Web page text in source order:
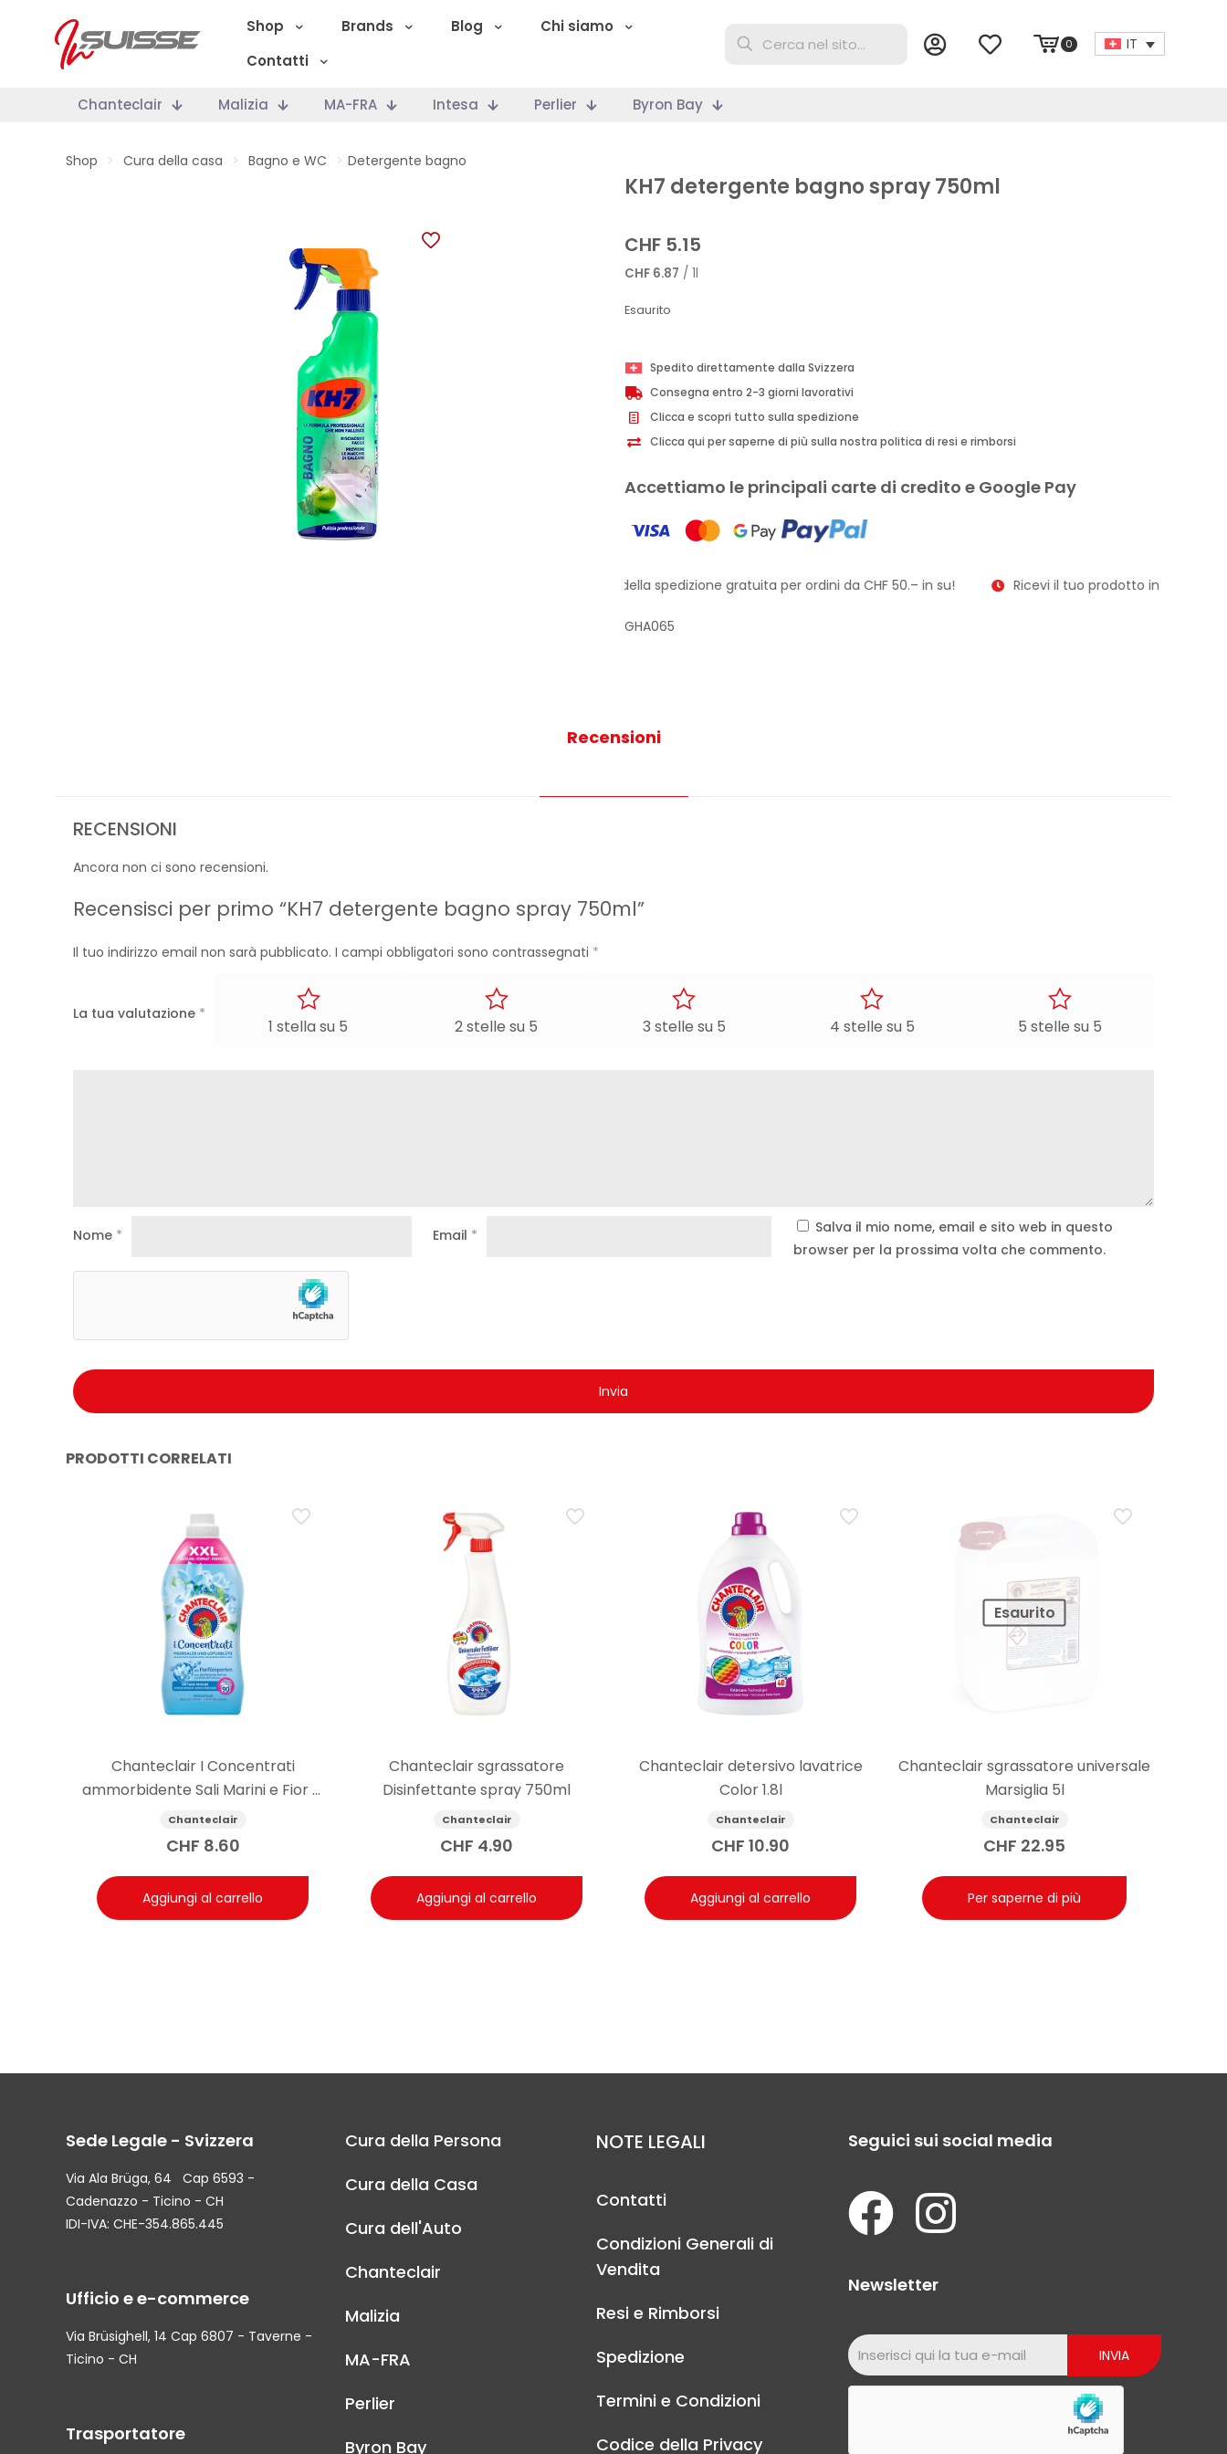
Shop Brands Blog
Chi siamo
Contatti
0 IT
Chanteclair Malizia MA-FRA Intesa Perlier Byron Bay
Shop > Cura della casa > Bagno e WC > Detergente bagno
KH7 detergente bagno spray 750ml
CHF 5.15
CHF 6.87 / 1l
Esaurito
Spedito direttamente dalla Svizzera
Consegna entro 2-3 giorni lavorativi
Clicca e scopri tutto sulla spedizione
Clicca qui per saperne di più sulla nostra politica di resi e rimborsi
Accettiamo le principali carte di credito e Google Pay
Approfitta della spedizione gratuita per ordini da CHF 50.– in su! Ricevi il tuo prodotto in soli 2–3
GHA065
Recensioni
RECENSIONI
Ancora non ci sono recensioni.
Recensisci per primo “KH7 detergente bagno spray 750ml”
Il tuo indirizzo email non sarà pubblicato. I campi obbligatori sono contrassegnati *
La tua valutazione *
1 stella su 5 2 stelle su 5 3 stelle su 5 4 stelle su 5 5 stelle su 5
Nome * Email *
Salva il mio nome, email e sito web in questo
browser per la prossima volta che commento.
PRODOTTI CORRELATI
Chanteclair I Concentrati
ammorbidente Sali Marini e Fior di
Lotto 1.8l
Chanteclair
CHF 8.60
Aggiungi al carrello
Chanteclair sgrassatore
Disinfettante spray 750ml
Chanteclair
CHF 4.90
Aggiungi al carrello
Chanteclair detersivo lavatrice
Color 1.8l
Chanteclair
CHF 10.90
Aggiungi al carrello
Esaurito
Chanteclair sgrassatore universale
Marsiglia 5l
Chanteclair
CHF 22.95
Per saperne di più
Sede Legale - Svizzera
Via Ala Brüga, 64 Cap 6593 -
Cadenazzo - Ticino - CH
IDI-IVA: CHE-354.865.445
Ufficio e e-commerce
Via Brüsighell, 14 Cap 6807 - Taverne -
Ticino - CH
Trasportatore
Cura della Persona
Cura della Casa
Cura dell'Auto
Chanteclair
Malizia
MA-FRA
Perlier
Byron Bay
NOTE LEGALI
Contatti
Condizioni Generali di
Vendita
Resi e Rimborsi
Spedizione
Termini e Condizioni
Codice della Privacy
Seguici sui social media
Newsletter